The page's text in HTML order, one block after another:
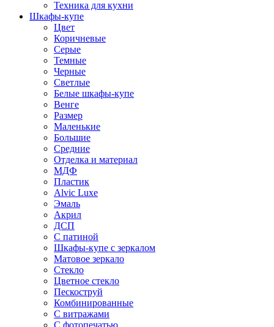
Техника для кухни
Шкафы-купе
Цвет
Коричневые
Серые
Темные
Черные
Светлые
Белые шкафы-купе
Венге
Размер
Маленькие
Большие
Средние
Отделка и материал
МДФ
Пластик
Alvic Luxe
Эмаль
Акрил
ДСП
С патиной
Шкафы-купе с зеркалом
Матовое зеркало
Стекло
Цветное стекло
Пескоструй
Комбинированные
С витражами
С фотопечатью